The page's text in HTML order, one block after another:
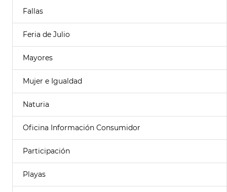
Fallas
Feria de Julio
Mayores
Mujer e Igualdad
Naturia
Oficina Información Consumidor
Participación
Playas